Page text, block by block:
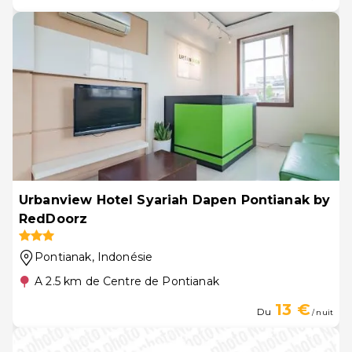
Urbanview Hotel Syariah Dapen Pontianak by
RedDoorz
Pontianak, Indonésie
A 2.5 km de Centre de Pontianak
Du 13 €/ nuit